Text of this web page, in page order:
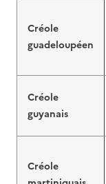
Créole
guadeloupéen
Créole
guyanais
Créole